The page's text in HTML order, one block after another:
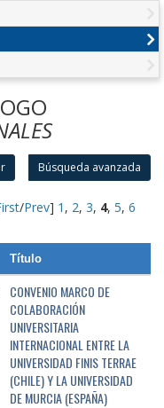
Búsqueda avanzada
/Prev] 1 , 2, 3, 4, 5, 6
Título
CONVENIO MARCO DE
COLABORACIÓN
UNIVERSITARIA
INTERNACIONAL ENTRE LA
UNIVERSIDAD FINIS TERRAE
(CHILE) Y LA UNIVERSIDAD
DE MURCIA (ESPAÑA)